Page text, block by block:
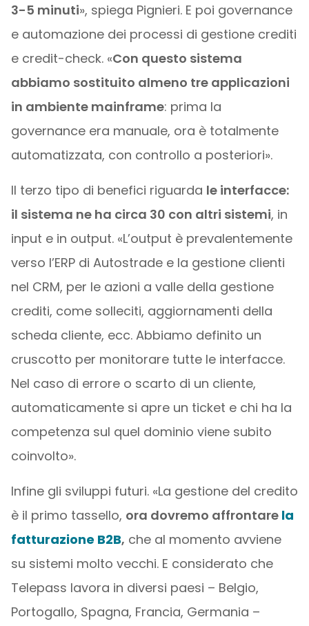
3-5 minuti», spiega Pignieri. E poi governance
e automazione dei processi di gestione crediti
e credit-check. «Con questo sistema
abbiamo sostituito almeno tre applicazioni
in ambiente mainframe: prima la
governance era manuale, ora è totalmente
automatizzata, con controllo a posteriori».
Il terzo tipo di benefici riguarda le interfacce:
il sistema ne ha circa 30 con altri sistemi, in
input e in output. «L’output è prevalentemente
verso l’ERP di Autostrade e la gestione clienti
nel CRM, per le azioni a valle della gestione
crediti, come solleciti, aggiornamenti della
scheda cliente, ecc. Abbiamo definito un
cruscotto per monitorare tutte le interfacce.
Nel caso di errore o scarto di un cliente,
automaticamente si apre un ticket e chi ha la
competenza sul quel dominio viene subito
coinvolto».
Infine gli sviluppi futuri. «La gestione del credito
è il primo tassello, ora dovremo affrontare la
fatturazione B2B, che al momento avviene
su sistemi molto vecchi. E considerato che
Telepass lavora in diversi paesi – Belgio,
Portogallo, Spagna, Francia, Germania –